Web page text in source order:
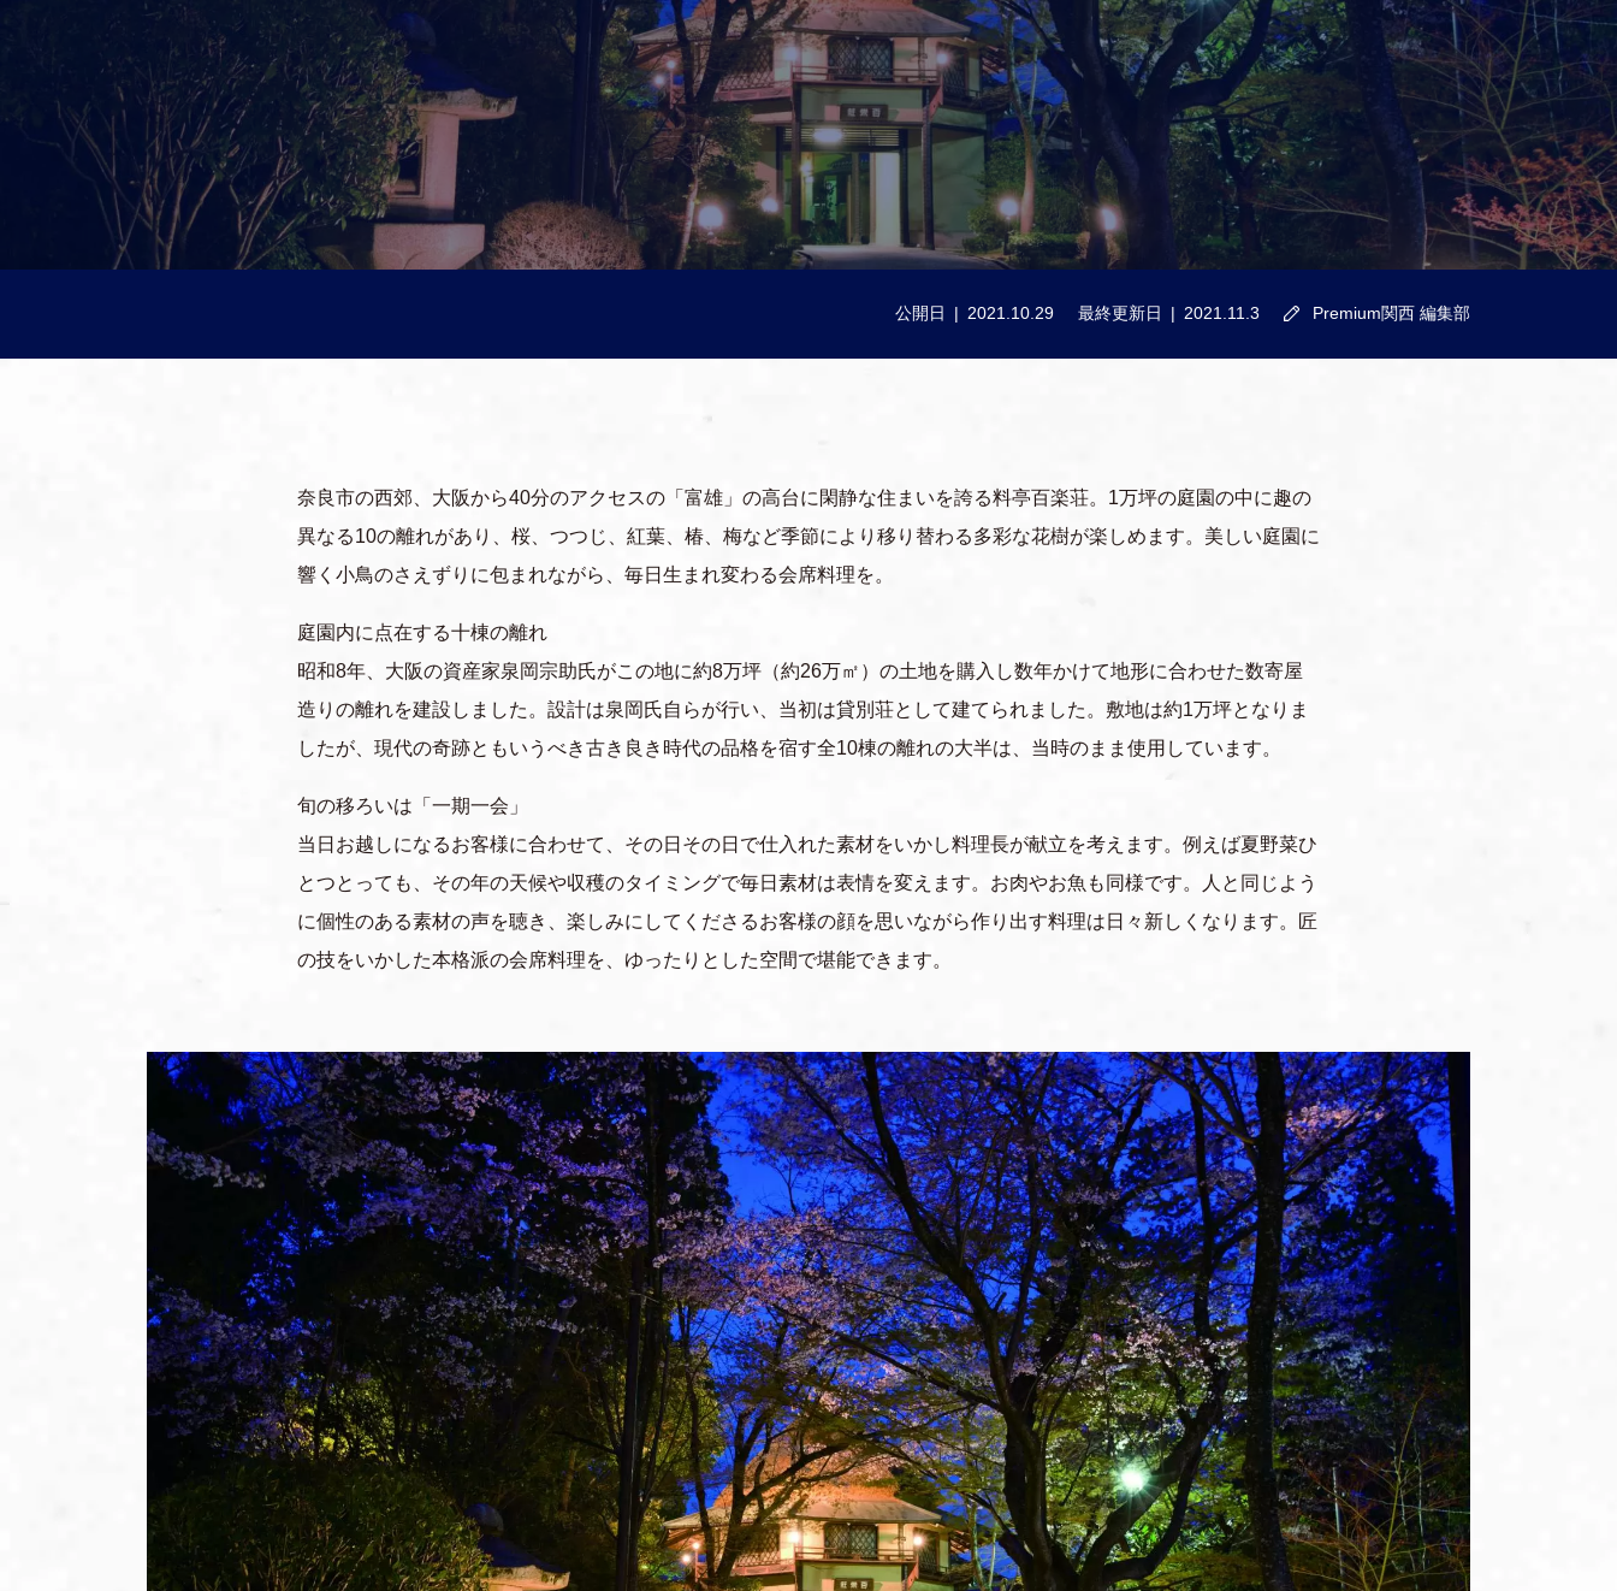
おすすめの周遊ルート
移動体験
公開日 2021.10.29 最終更新日 2021.11.3 Premium関西 編集部
奈良市の西郊、大阪から40分のアクセスの「富雄」の高台に閑静な住まいを誇る料亭百楽荘。1万坪の庭園の中に趣の
異なる10の離れがあり、桜、つつじ、紅葉、椿、梅など季節により移り替わる多彩な花樹が楽しめます。美しい庭園に
響く小鳥のさえずりに包まれながら、毎日生まれ変わる会席料理を。
庭園内に点在する十棟の離れ
昭和8年、大阪の資産家泉岡宗助氏がこの地に約8万坪（約26万㎡）の土地を購入し数年かけて地形に合わせた数寄屋
造りの離れを建設しました。設計は泉岡氏自らが行い、当初は貸別荘として建てられました。敷地は約1万坪となりま
したが、現代の奇跡ともいうべき古き良き時代の品格を宿す全10棟の離れの大半は、当時のまま使用しています。
旬の移ろいは「一期一会」
当日お越しになるお客様に合わせて、その日その日で仕入れた素材をいかし料理長が献立を考えます。例えば夏野菜ひ
とつとっても、その年の天候や収穫のタイミングで毎日素材は表情を変えます。お肉やお魚も同様です。人と同じよう
に個性のある素材の声を聴き、楽しみにしてくださるお客様の顔を思いながら作り出す料理は日々新しくなります。匠
の技をいかした本格派の会席料理を、ゆったりとした空間で堪能できます。